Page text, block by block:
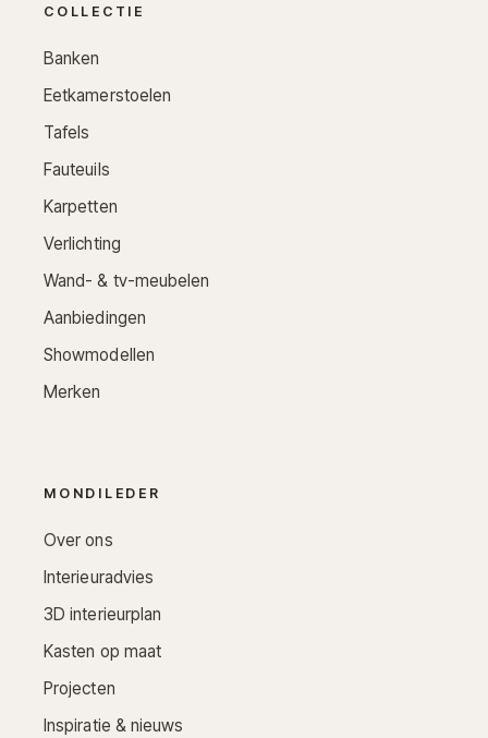
COLLECTIE
Banken
Eetkamerstoelen
Tafels
Fauteuils
Karpetten
Verlichting
Wand- & tv-meubelen
Aanbiedingen
Showmodellen
Merken
MONDILEDER
Over ons
Interieuradvies
3D interieurplan
Kasten op maat
Projecten
Inspiratie & nieuws